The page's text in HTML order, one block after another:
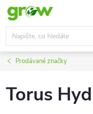
Přejít
obsah
Prodávané značky
Torus